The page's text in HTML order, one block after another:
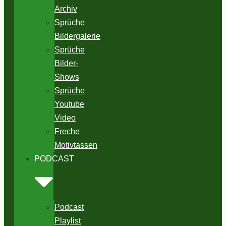
Archiv
Sprüche
Bildergalerie
Sprüche
Bilder-
Shows
Sprüche
Youtube
Video
Freche
Motivtassen
PODCAST
Podcast
Playlist